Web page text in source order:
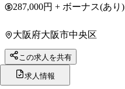
287,000円 + ボーナス(あり)
大阪府大阪市中央区
この求人を共有
求人情報